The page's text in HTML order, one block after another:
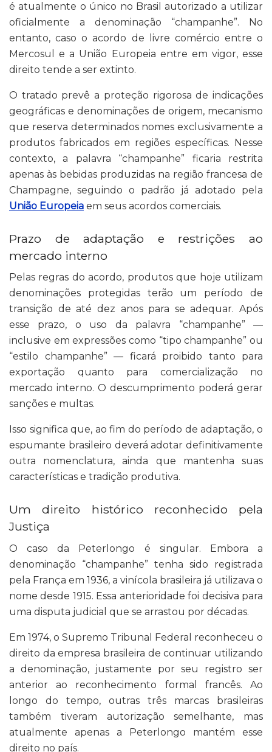
é atualmente o único no Brasil autorizado a utilizar
oficialmente a denominação “champanhe”. No
entanto, caso o acordo de livre comércio entre o
Mercosul e a União Europeia entre em vigor, esse
direito tende a ser extinto.
O tratado prevê a proteção rigorosa de indicações
geográficas e denominações de origem, mecanismo
que reserva determinados nomes exclusivamente a
produtos fabricados em regiões específicas. Nesse
contexto, a palavra “champanhe” ficaria restrita
apenas às bebidas produzidas na região francesa de
Champagne, seguindo o padrão já adotado pela
União Europeia em seus acordos comerciais.
Prazo de adaptação e restrições ao
mercado interno
Pelas regras do acordo, produtos que hoje utilizam
denominações protegidas terão um período de
transição de até dez anos para se adequar. Após
esse prazo, o uso da palavra “champanhe” —
inclusive em expressões como “tipo champanhe” ou
“estilo champanhe” — ficará proibido tanto para
exportação quanto para comercialização no
mercado interno. O descumprimento poderá gerar
sanções e multas.
Isso significa que, ao fim do período de adaptação, o
espumante brasileiro deverá adotar definitivamente
outra nomenclatura, ainda que mantenha suas
características e tradição produtiva.
Um direito histórico reconhecido pela
Justiça
O caso da Peterlongo é singular. Embora a
denominação “champanhe” tenha sido registrada
pela França em 1936, a vinícola brasileira já utilizava o
nome desde 1915. Essa anterioridade foi decisiva para
uma disputa judicial que se arrastou por décadas.
Em 1974, o Supremo Tribunal Federal reconheceu o
direito da empresa brasileira de continuar utilizando
a denominação, justamente por seu registro ser
anterior ao reconhecimento formal francês. Ao
longo do tempo, outras três marcas brasileiras
também tiveram autorização semelhante, mas
atualmente apenas a Peterlongo mantém esse
direito no país.